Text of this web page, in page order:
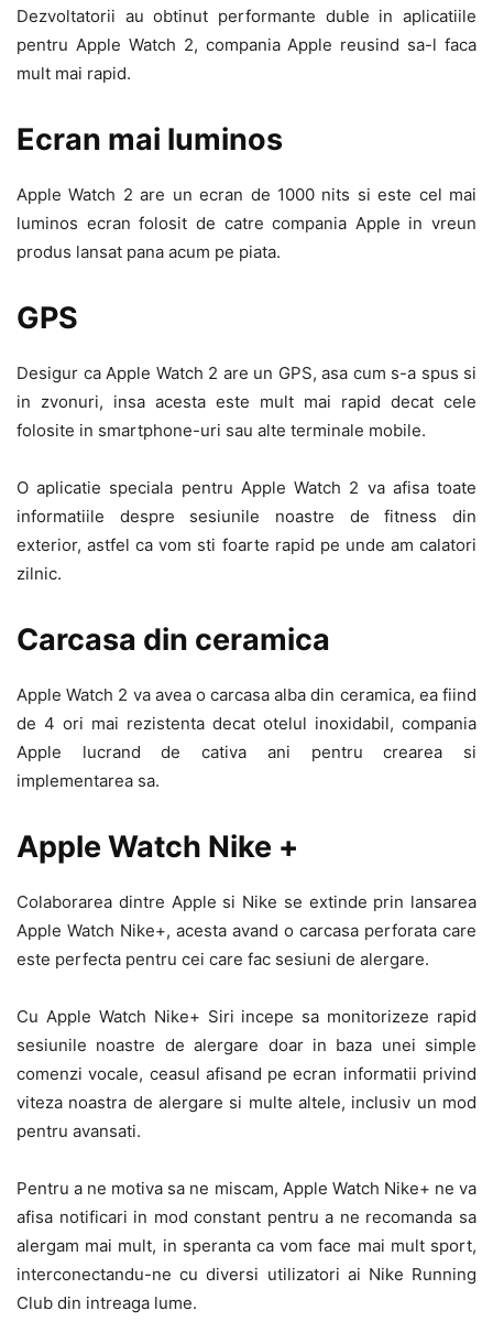
Dezvoltatorii au obtinut performante duble in aplicatiile
pentru Apple Watch 2, compania Apple reusind sa-l faca
mult mai rapid.
Ecran mai luminos
Apple Watch 2 are un ecran de 1000 nits si este cel mai
luminos ecran folosit de catre compania Apple in vreun
produs lansat pana acum pe piata.
GPS
Desigur ca Apple Watch 2 are un GPS, asa cum s-a spus si
in zvonuri, insa acesta este mult mai rapid decat cele
folosite in smartphone-uri sau alte terminale mobile.
O aplicatie speciala pentru Apple Watch 2 va afisa toate
informatiile despre sesiunile noastre de fitness din
exterior, astfel ca vom sti foarte rapid pe unde am calatori
zilnic.
Carcasa din ceramica
Apple Watch 2 va avea o carcasa alba din ceramica, ea fiind
de 4 ori mai rezistenta decat otelul inoxidabil, compania
Apple lucrand de cativa ani pentru crearea si
implementarea sa.
Apple Watch Nike +
Colaborarea dintre Apple si Nike se extinde prin lansarea
Apple Watch Nike+, acesta avand o carcasa perforata care
este perfecta pentru cei care fac sesiuni de alergare.
Cu Apple Watch Nike+ Siri incepe sa monitorizeze rapid
sesiunile noastre de alergare doar in baza unei simple
comenzi vocale, ceasul afisand pe ecran informatii privind
viteza noastra de alergare si multe altele, inclusiv un mod
pentru avansati.
Pentru a ne motiva sa ne miscam, Apple Watch Nike+ ne va
afisa notificari in mod constant pentru a ne recomanda sa
alergam mai mult, in speranta ca vom face mai mult sport,
interconectandu-ne cu diversi utilizatori ai Nike Running
Club din intreaga lume.